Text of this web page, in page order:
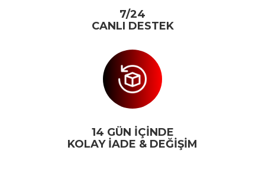
7/24
CANLI DESTEK
14 GÜN İÇİNDE
KOLAY İADE & DEĞİŞİM